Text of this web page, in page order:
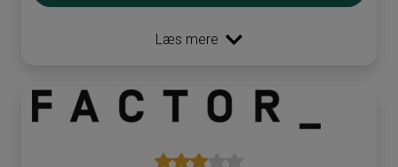
Læs mere